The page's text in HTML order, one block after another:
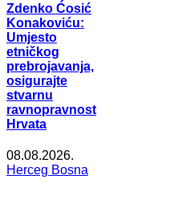
Zdenko Ćosić
Konakoviću:
Umjesto
etničkog
prebrojavanja,
osigurajte
stvarnu
ravnopravnost
Hrvata
08.08.2026.
Herceg Bosna